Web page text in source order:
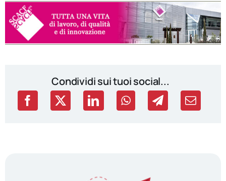
Condividi sui tuoi social...